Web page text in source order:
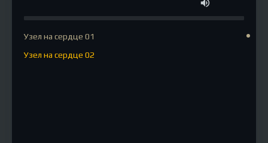
Узел на сердце 01
Узел на сердце 02